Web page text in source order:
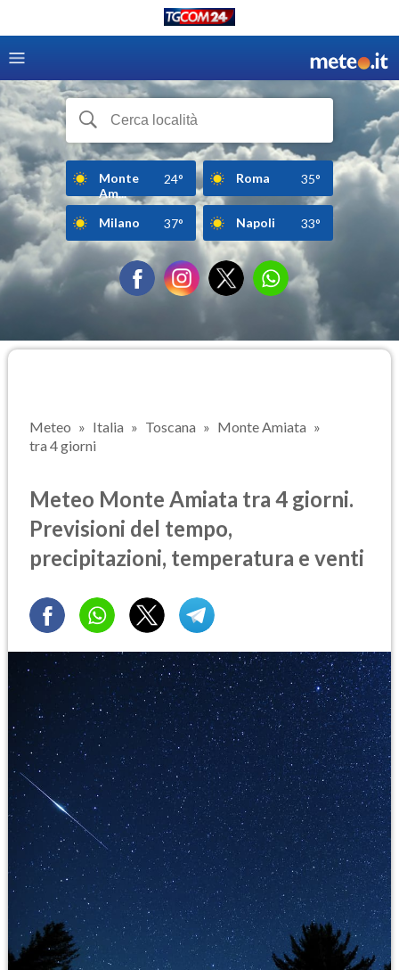
Monte
Am...
24° Roma 35°
Milano 37° Napoli 33°
Meteo Italia Toscana
Monte Amiata
tra 4 giorni
Meteo Monte Amiata tra 4 giorni.
Previsioni del tempo,
precipitazioni, temperatura e venti